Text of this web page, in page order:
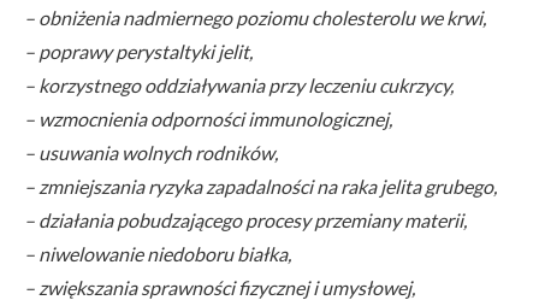
– obniżenia nadmiernego poziomu cholesterolu we krwi,
– poprawy perystaltyki jelit,
– korzystnego oddziaływania przy leczeniu cukrzycy,
– wzmocnienia odporności immunologicznej,
– usuwania wolnych rodników,
– zmniejszania ryzyka zapadalności na raka jelita grubego,
– działania pobudzającego procesy przemiany materii,
– niwelowanie niedoboru białka,
– zwiększania sprawności fizycznej i umysłowej,